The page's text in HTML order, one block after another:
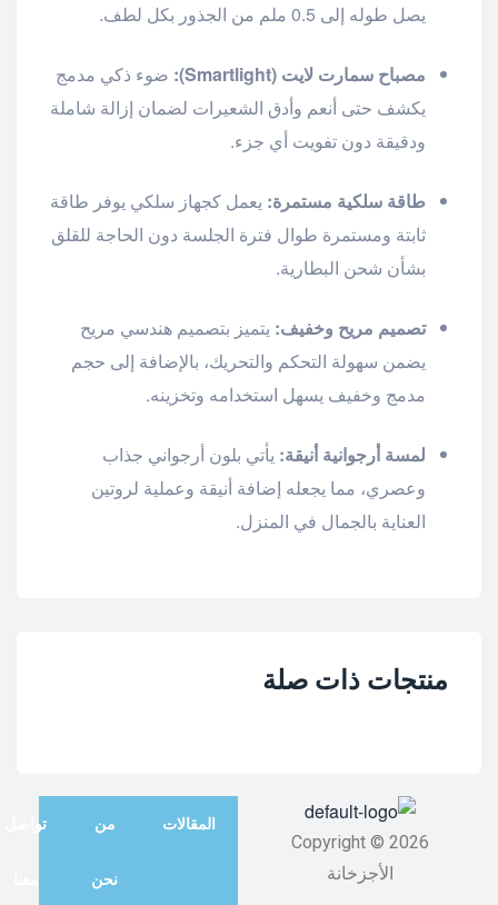
يصل طوله إلى 0.5 ملم من الجذور بكل لطف.
مصباح سمارت لايت (Smartlight):
ضوء ذكي مدمج
يكشف حتى أنعم وأدق الشعيرات لضمان إزالة شاملة
ودقيقة دون تفويت أي جزء.
طاقة سلكية مستمرة: يعمل كجهاز سلكي يوفر طاقة
ثابتة ومستمرة طوال فترة الجلسة دون الحاجة للقلق
بشأن شحن البطارية.
تصميم مريح وخفيف: يتميز بتصميم هندسي مريح
يضمن سهولة التحكم والتحريك، بالإضافة إلى حجم
مدمج وخفيف يسهل استخدامه وتخزينه.
لمسة أرجوانية أنيقة: يأتي بلون أرجواني جذاب
وعصري، مما يجعله إضافة أنيقة وعملية لروتين
العناية بالجمال في المنزل.
منتجات ذات صلة
Copyright © 2026
الأجزخانة
المقالات من
نحن
تواصل